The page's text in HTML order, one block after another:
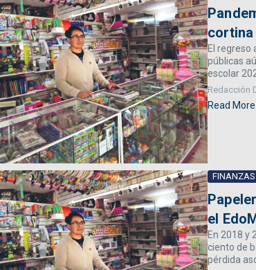
cortina
El regreso
públicas
escolar
Redacción
Read More
FINANZAS
el
En 2018 y
ciento de
pérdida